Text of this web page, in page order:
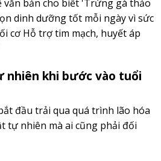
nhiên khi bước vào tuổi
đầu trải qua quá trình lão hóa
tự nhiên mà ai cũng phải đối